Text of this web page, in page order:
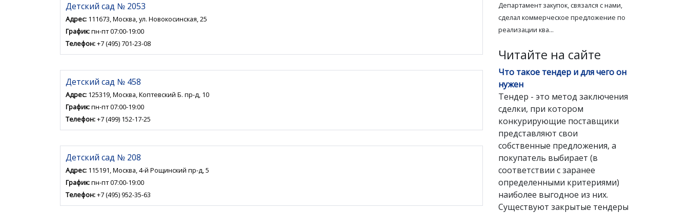
Детский сад № 2053
Адрес: 111673, Москва, ул. Новокосинская, 25
График:пн-пт 07:00-19:00
Телефон:+7 (495) 701-23-08
Детский сад № 458
Адрес: 125319, Москва, Коптевский Б. пр-д, 10
График:пн-пт 07:00-19:00
Телефон:+7 (499) 152-17-25
Детский сад № 208
Адрес: 115191, Москва, 4-й Рощинский пр-д, 5
График:пн-пт 07:00-19:00
Телефон:+7 (495) 952-35-63
Департамент закупок, связался с нами,
сделал коммерческое предложение по
реализации ква...
Читайте на сайте
Что такое тендер и для чего он
нужен
Тендер - это метод заключения
сделки, при котором
конкурирующие поставщики
представляют свои
собственные предложения, а
покупатель выбирает (в
соответствии с заранее
определенными критериями)
наиболее выгодное из них.
Существуют закрытые тендеры